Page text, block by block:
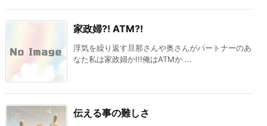
家政婦?! ATM?!
浮気を繰り返す旦那さんや奥さんがパートナーのあ
なた私は家政婦か!!!俺はATMか ...
伝える事の難しさ